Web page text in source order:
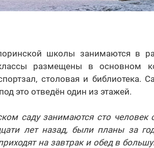
школы занимаются в
размещены в основном
столовая и библиотека.
это отведён один из этажей.
саду занимаются сто человек
лет назад, были планы за
на завтрак и обед в